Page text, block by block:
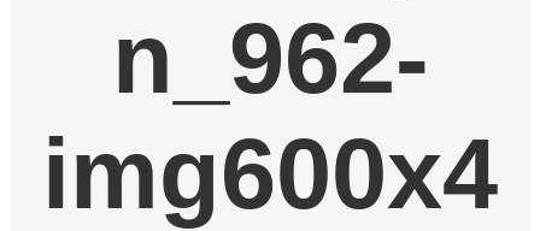
ご利用実例
取扱アイテム
n_962-
img600x4